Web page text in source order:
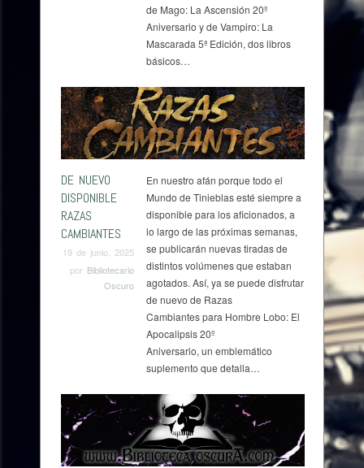
de Mago: La Ascensión 20º
Aniversario y de Vampiro: La
Mascarada 5ª Edición, dos libros
básicos…
DE NUEVO
DISPONIBLE
RAZAS
CAMBIANTES
19 de junio, 2025
por Bibliotecario
Oscuro
En nuestro afán porque todo el
Mundo de Tinieblas esté siempre a
disponible para los aficionados, a
lo largo de las próximas semanas,
se publicarán nuevas tiradas de
distintos volúmenes que estaban
agotados. Así, ya se puede disfrutar
de nuevo de Razas
Cambiantes para Hombre Lobo: El
Apocalipsis 20º
Aniversario, un emblemático
suplemento que detalla…